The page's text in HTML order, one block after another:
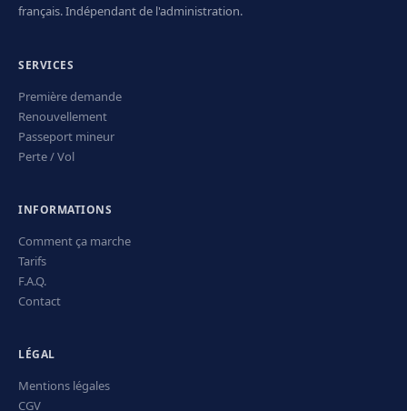
français. Indépendant de l'administration.
SERVICES
Première demande
Renouvellement
Passeport mineur
Perte / Vol
INFORMATIONS
Comment ça marche
Tarifs
F.A.Q.
Contact
LÉGAL
Mentions légales
CGV